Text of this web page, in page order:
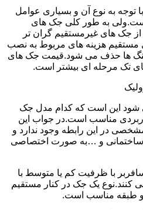
توجه به نوع آن و بسیاری عوامل
است.ولی به طور کلی جک های
جک های غیرمستقیم گران تر
هزینه های مربوط به نصب
ها حذف می شود.قیمت جک های
تک مرحله ای بیشتر است.
شود این است که کدام مدل جک
مناسب است.در جواب این
در این رابطه وجود ندارد و
ساختمانی و …به صورت اختصاصی
با ظرفیت کم یا متوسط با
کنند.نوع یک جک در کنار مستقیم
طبقه مناسب است.